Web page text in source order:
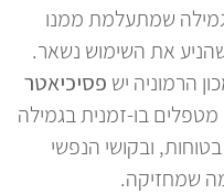
שמתעלמת ממנו
את השימוש נשאר.
הרמוניה יש פסיכיאטר
מטפלים בו-זמנית בגמילה
ובקושי הנפשי
שמחזיקה.